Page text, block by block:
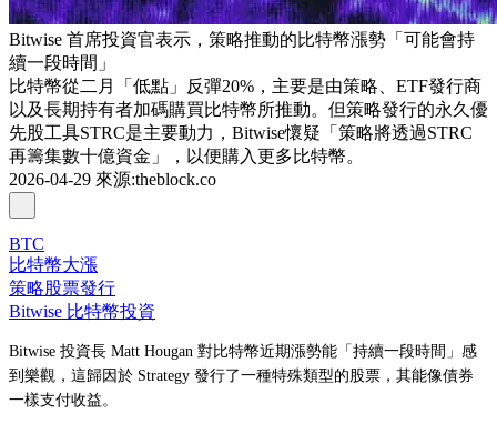
Bitwise 首席投資官表示，策略推動的比特幣漲勢「可能會持
續一段時間」
比特幣從二月「低點」反彈20%，主要是由策略、ETF發行商
以及長期持有者加碼購買比特幣所推動。但策略發行的永久優
先股工具STRC是主要動力，Bitwise懷疑「策略將透過STRC
再籌集數十億資金」，以便購入更多比特幣。
2026-04-29 來源:theblock.co
BTC
比特幣大漲
策略股票發行
Bitwise 比特幣投資
Bitwise 投資長 Matt Hougan 對比特幣近期漲勢能「持續一段時間」感
到樂觀，這歸因於 Strategy 發行了一種特殊類型的股票，其能像債券
一樣支付收益。